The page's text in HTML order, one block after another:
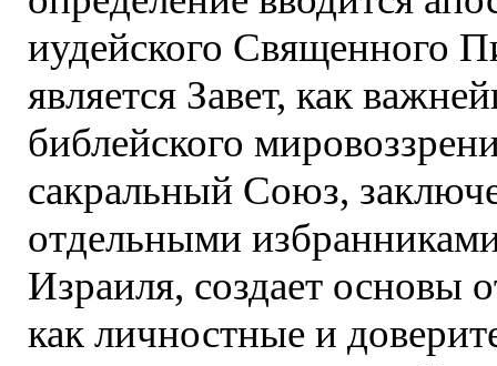
иудейского Священного
является Завет, как
библейского
сакральный Союз,
отдельными
Израиля, создает основы
как личностные и